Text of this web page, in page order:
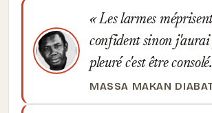
Les larmes
confident sinon j'aurai
pleuré c'est être
MASSA MAKAN